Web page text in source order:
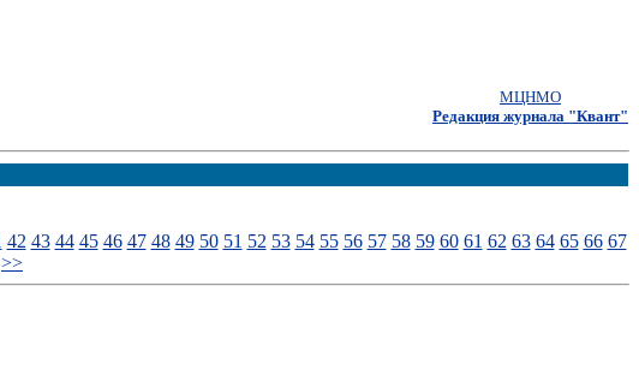
МЦНМО
Редакция журнала "Квант"
42 43 44 45 46 47 48 49 50 51 52 53 54 55 56 57 58 59 60 61 62 63 64 65 66 67
>>